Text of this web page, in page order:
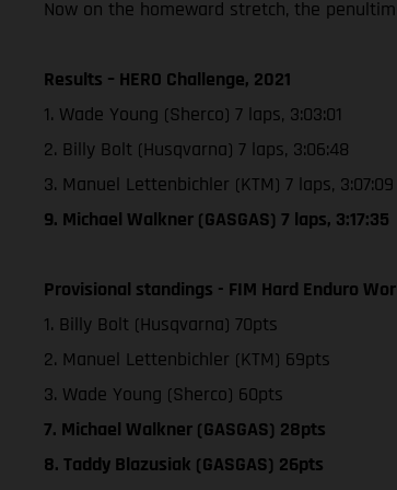
Now on the homeward stretch, the
Results – HERO Challenge, 2021
1. Wade Young (Sherco) 7 laps, 3:03:01
2. Billy Bolt (Husqvarna) 7 laps, 3:06:48
3. Manuel Lettenbichler (KTM) 7 laps, 3:07:09
9. Michael Walkner (GASGAS) 7 laps, 3:17:35
Provisional standings - FIM Hard Enduro
1. Billy Bolt (Husqvarna) 70pts
2. Manuel Lettenbichler (KTM) 69pts
3. Wade Young (Sherco) 60pts
7. Michael Walkner (GASGAS) 28pts
8. Taddy Blazusiak (GASGAS) 26pts